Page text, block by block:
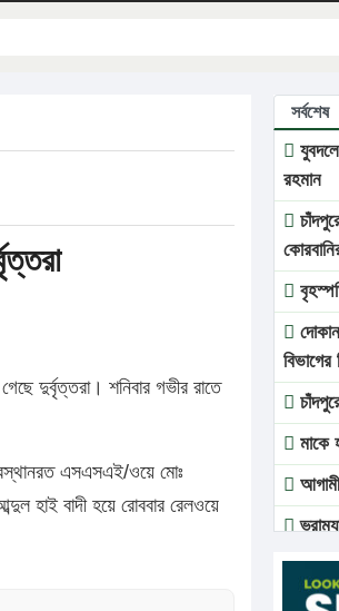
দুর্বৃত্তরা। শনিবার গভীর রাতে
এসএসএই/ওয়ে মোঃ
হাই বাদী হয়ে রোববার রেলওয়ে
সর্বশেষ
রহমান
বিভাগের
মাকে
এবার